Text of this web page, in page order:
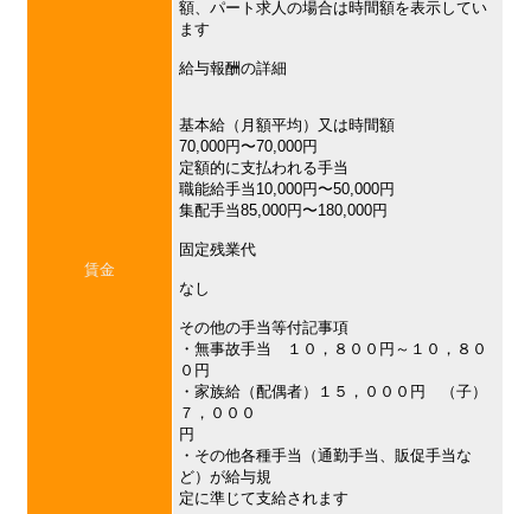
賃金
額、パート求人の場合は時間額を表示してい
ます
給与報酬の詳細
基本給（月額平均）又は時間額
70,000円〜70,000円
定額的に支払われる手当
職能給手当10,000円〜50,000円
集配手当85,000円〜180,000円
固定残業代
なし
その他の手当等付記事項
・無事故手当 １０，８００円～１０，８０
０円
・家族給（配偶者）１５，０００円 （子）
７，０００
円
・その他各種手当（通勤手当、販促手当な
ど）が給与規
定に準じて支給されます